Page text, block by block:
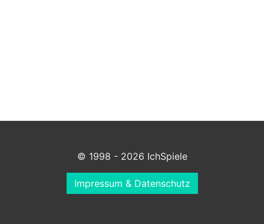
© 1998 - 2026 IchSpiele
Impressum & Datenschutz